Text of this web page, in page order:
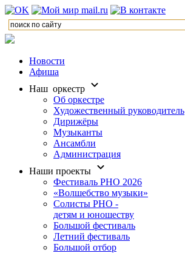
Новости
Афиша
Наш оркестр
Об оркестре
Художественный руководитель
Дирижёры
Музыканты
Ансамбли
Администрация
Наши проекты
Фестиваль РНО 2026
«Волшебство музыки»
Солисты РНО -
детям и юношеству
Большой фестиваль
Летний фестиваль
Большой отбор